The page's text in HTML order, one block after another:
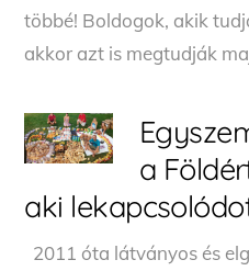
többé! Boldogok, akik
akkor azt is megtudják
a
aki
2011 óta látványos és